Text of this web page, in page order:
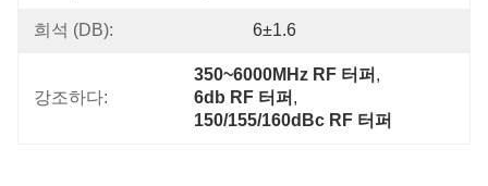
희석 (dB): 6±1.6
강조하다:
350~6000MHz RF 터퍼 ,
6db RF 터퍼 ,
150/155/160dBc RF 터퍼